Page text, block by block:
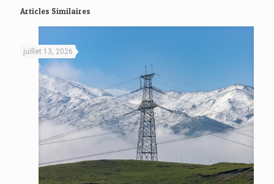
Articles Similaires
juillet 13, 2026